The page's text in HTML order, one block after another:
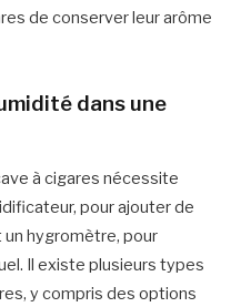
de conserver leur arôme
dans une
à cigares nécessite
pour ajouter de
un hygromètre, pour
Il existe plusieurs types
y compris des options